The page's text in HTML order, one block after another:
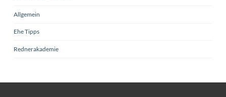
Allgemein
Ehe Tipps
Rednerakademie